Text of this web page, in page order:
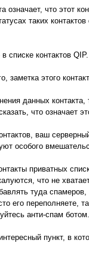
что этот
таких
списке контактов QIP.
заметка этого
данных
что означает
ваш
особого
приватных
что не
туда
его переполняете,
анти-спам
пункт, в